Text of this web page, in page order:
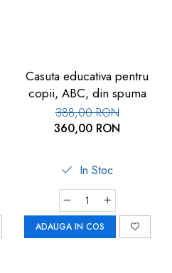
Casuta educativa pentru
copii, ABC, din spuma
388,00 RON
360,00 RON
In Stoc
ADAUGA IN COS